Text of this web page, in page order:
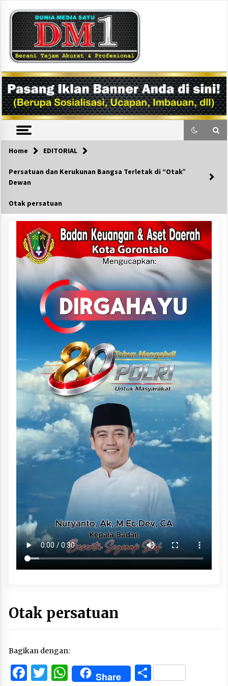
content
DM1
Home EDITORIAL
Persatuan dan Kerukunan Bangsa Terletak di “Otak”
Dewan
Otak persatuan
Otak persatuan
Bagikan dengan:
Facebook
Twitter
WhatsApp
Share Share